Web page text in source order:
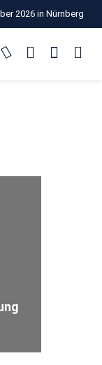
2026 in Nürnberg